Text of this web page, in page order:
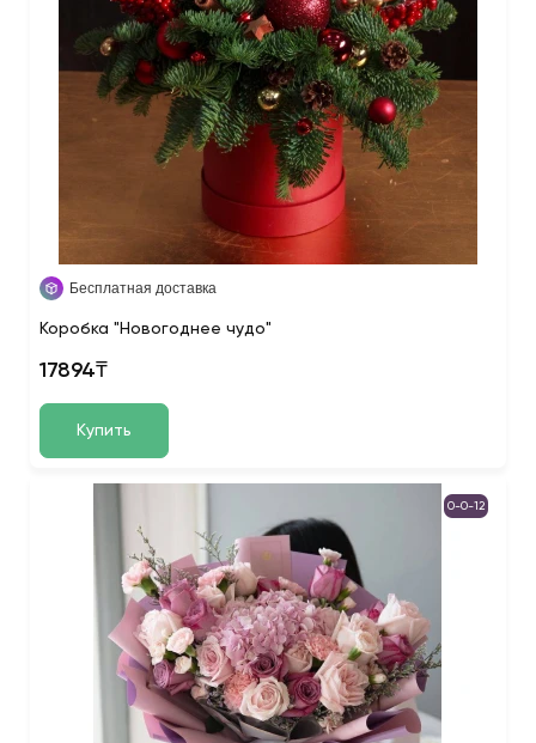
Бесплатная доставка
Коробка "Новогоднее чудо"
17894₸
Купить
0-0-12